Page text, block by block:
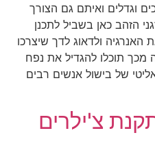
וגדלים ואיתם גם הצורך
הזהב כאן בשביל לתכנן
ולדאוג לדך שיצרכו
מכך תוכלו להגדיל את נפח
של בישול אנשים רבים
צ'ילרים